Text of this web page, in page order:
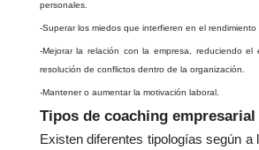
personales.
-Superar los miedos que interfieren en el rendimiento
-Mejorar la relación con la empresa, reduciendo el
resolución de conflictos dentro de la organización.
-Mantener o aumentar la motivación laboral.
Tipos de coaching empresarial
Existen diferentes tipologías según a